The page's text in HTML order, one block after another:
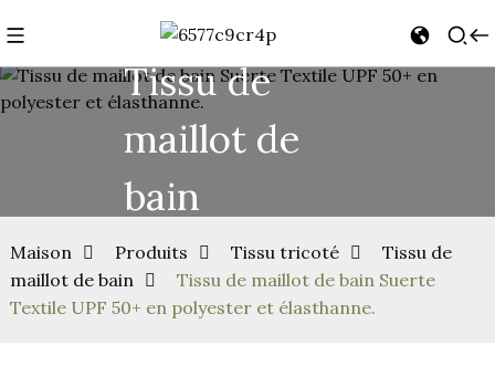
Tissu de
maillot de
bain
Maison Produits Tissu tricoté
Tissu de
maillot de bain
Tissu de maillot de bain Suerte
Textile UPF 50+ en polyester et élasthanne.